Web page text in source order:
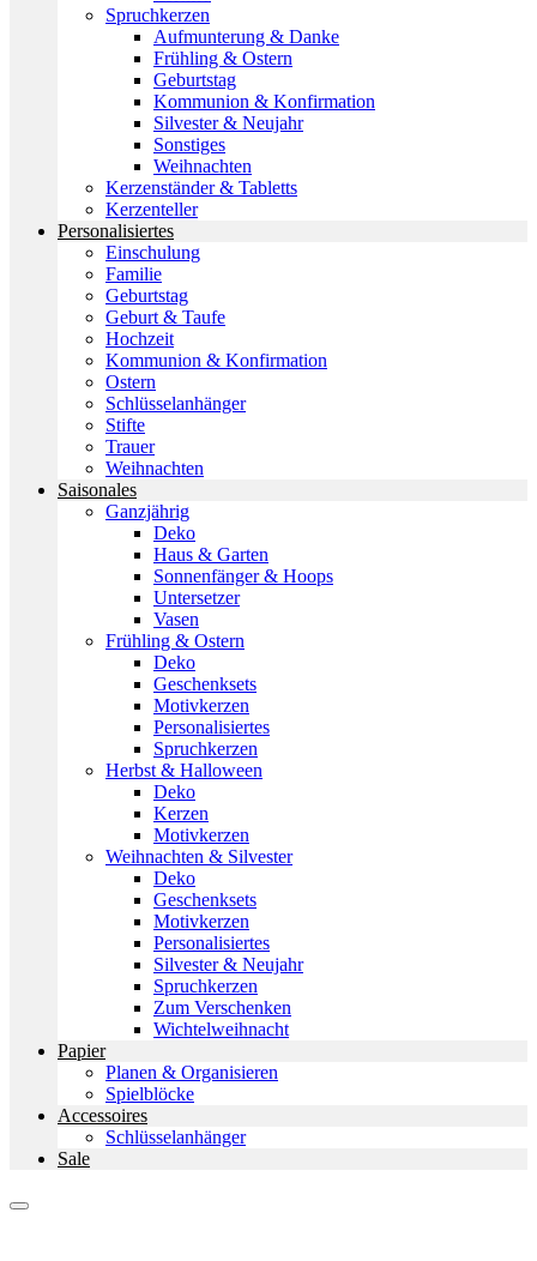
Spruchkerzen
Aufmunterung & Danke
Frühling & Ostern
Geburtstag
Kommunion & Konfirmation
Silvester & Neujahr
Sonstiges
Weihnachten
Kerzenständer & Tabletts
Kerzenteller
Personalisiertes
Einschulung
Familie
Geburtstag
Geburt & Taufe
Hochzeit
Kommunion & Konfirmation
Ostern
Schlüsselanhänger
Stifte
Trauer
Weihnachten
Saisonales
Ganzjährig
Deko
Haus & Garten
Sonnenfänger & Hoops
Untersetzer
Vasen
Frühling & Ostern
Deko
Geschenksets
Motivkerzen
Personalisiertes
Spruchkerzen
Herbst & Halloween
Deko
Kerzen
Motivkerzen
Weihnachten & Silvester
Deko
Geschenksets
Motivkerzen
Personalisiertes
Silvester & Neujahr
Spruchkerzen
Zum Verschenken
Wichtelweihnacht
Papier
Planen & Organisieren
Spielblöcke
Accessoires
Schlüsselanhänger
Sale